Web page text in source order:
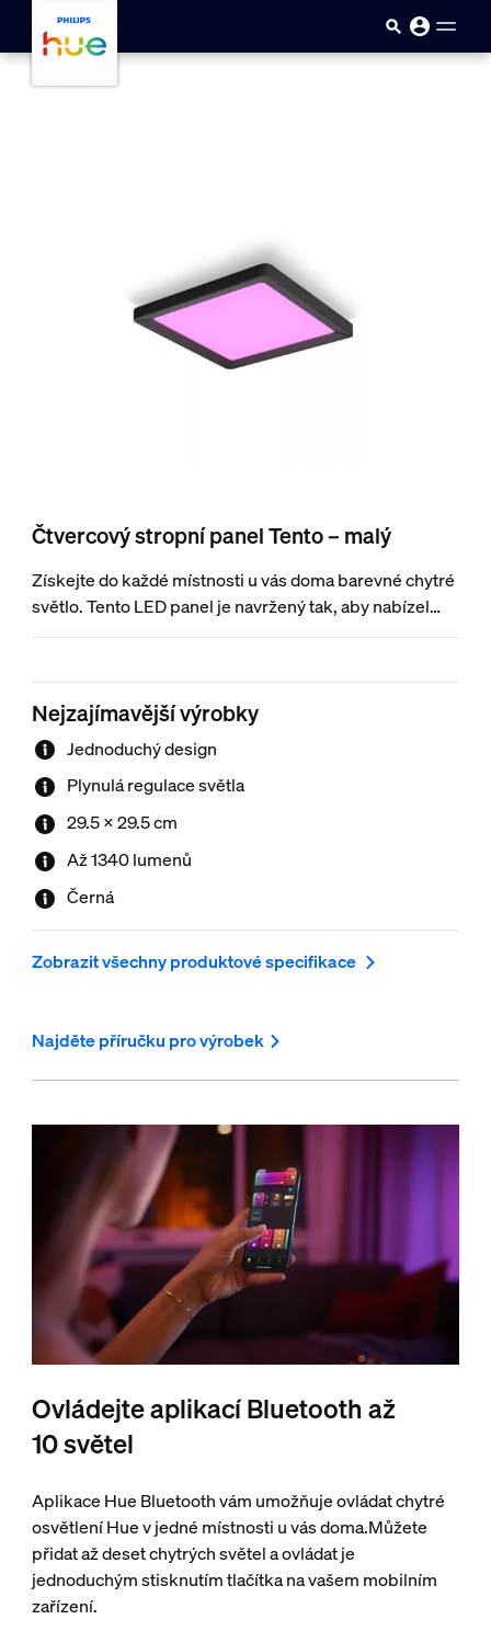
Přejít k hlavnímu obsahu
Čtvercový stropní panel Tento – malý
Získejte do každé místnosti u vás doma barevné chytré
světlo. Tento LED panel je navržený tak, aby nabízel
všechny výhody chytré řady osvětlení ve formě
chodeb, skříní a řady dalších použití.
Nejzajímavější výrobky
Jednoduchý design
Plynulá regulace světla
29.5 × 29.5 cm
Až 1340 lumenů
Černá
Zobrazit všechny produktové specifikace
Najděte příručku pro výrobek
Ovládejte aplikací Bluetooth až
10 světel
Aplikace Hue Bluetooth vám umožňuje ovládat chytré
osvětlení Hue v jedné místnosti u vás doma.Můžete
přidat až deset chytrých světel a ovládat je
jednoduchým stisknutím tlačítka na vašem mobilním
zařízení.